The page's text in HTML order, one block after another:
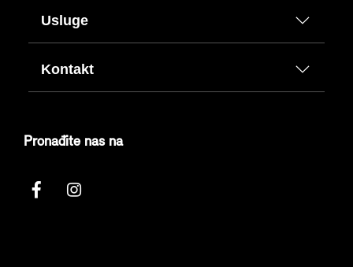
Usluge
Kontakt
Pronađite nas na